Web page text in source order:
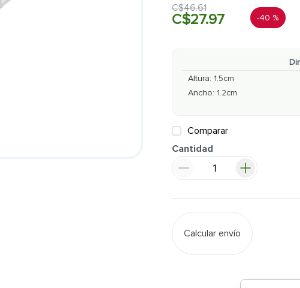
C$46.61
-40 %
C$27.97
Altura: 1.5cm
Ancho: 1.2cm
Comparar
Cantidad
Calcular envío